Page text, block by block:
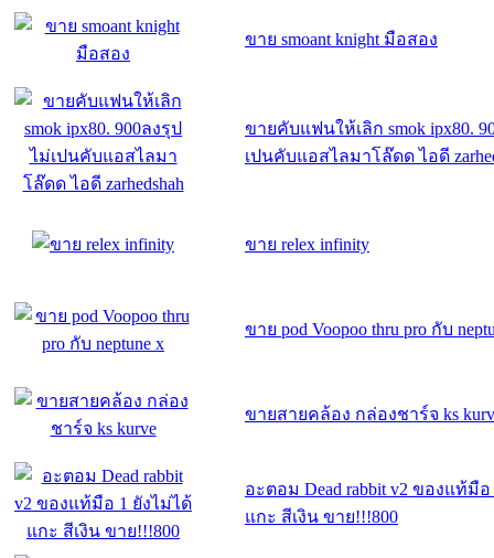
ขาย smoant knight มือสอง
ขายคับแฟนให้เลิก smok ipx80.
เปนคับแอสไลมาโล๊ดด ไอดี
ขาย relex infinity
ขาย pod Voopoo thru pro กับ
ขายสายคล้อง กล่องชาร์จ ks
อะตอม Dead rabbit v2 ของแท้มือ
แกะ สีเงิน ขาย!!!800